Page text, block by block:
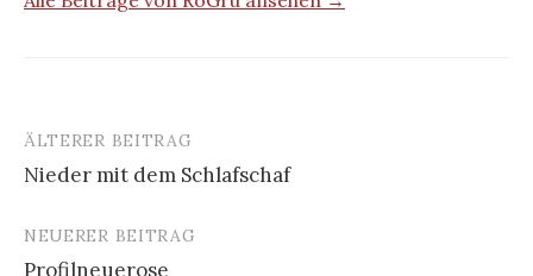
Beitrags-
Navigation
ÄLTERER BEITRAG
Nieder mit dem Schlafschaf
NEUERER BEITRAG
Profilneuerose